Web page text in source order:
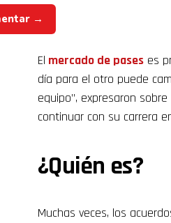
→
El mercado de pases es
día para el otro puede
equipo”, expresaron
continuar con su carrera
¿Quién es?
Muchas veces, los